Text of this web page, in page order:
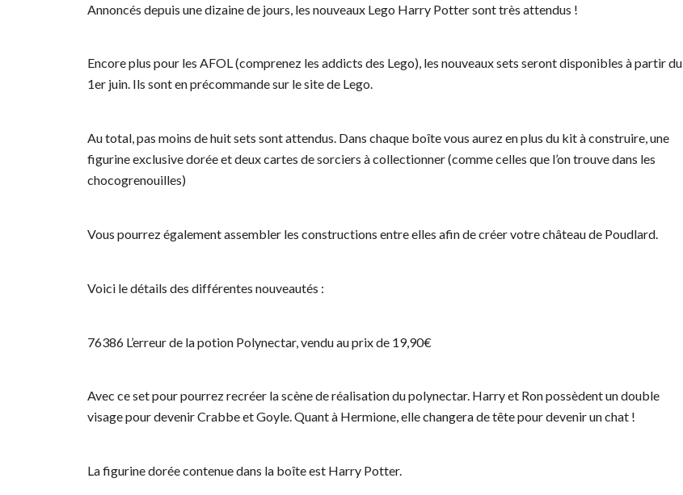
Annoncés depuis une dizaine de jours, les nouveaux Lego Harry Potter sont très attendus !
Encore plus pour les AFOL (comprenez les addicts des Lego), les nouveaux sets seront disponibles à partir du
1er juin. Ils sont en précommande sur le site de Lego.
Au total, pas moins de huit sets sont attendus. Dans chaque boîte vous aurez en plus du kit à construire, une
figurine exclusive dorée et deux cartes de sorciers à collectionner (comme celles que l’on trouve dans les
chocogrenouilles)
Vous pourrez également assembler les constructions entre elles afin de créer votre château de Poudlard.
Voici le détails des différentes nouveautés :
76386 L’erreur de la potion Polynectar, vendu au prix de 19,90€
Avec ce set pour pourrez recréer la scène de réalisation du polynectar. Harry et Ron possèdent un double
visage pour devenir Crabbe et Goyle. Quant à Hermione, elle changera de tête pour devenir un chat !
La figurine dorée contenue dans la boîte est Harry Potter.